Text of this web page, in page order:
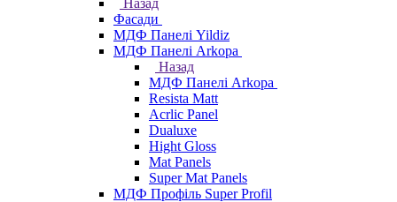
Назад
Фасади
МДФ Панелі Yildiz
МДФ Панелі Arkopa
Назад
МДФ Панелі Arkopa
Resista Matt
Acrlic Panel
Dualuxe
Hight Gloss
Mat Panels
Super Mat Panels
МДФ Профіль Super Profil